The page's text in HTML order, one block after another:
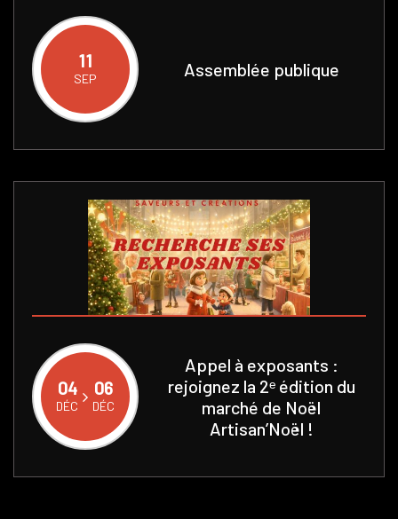
11
SEP TEMBRE Assemblée publique
04
DÉC EMBRE
06
DÉC EMBRE
Appel à exposants :
rejoignez la 2ᵉ édition du
marché de Noël
Artisan’Noël !